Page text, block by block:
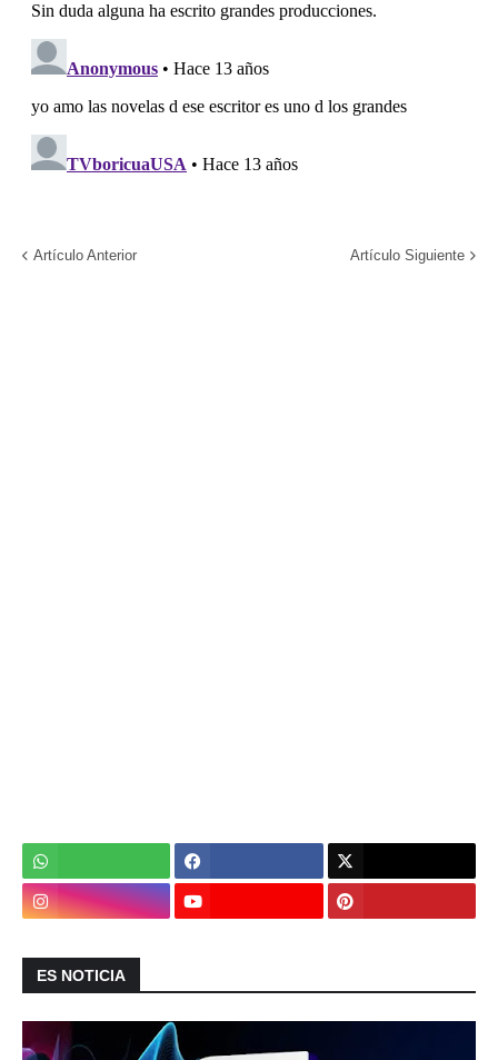
Artículo Anterior Artículo Siguiente
ES NOTICIA